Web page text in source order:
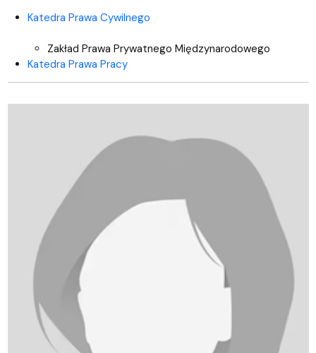
Katedra Prawa Cywilnego
Zakład Prawa Prywatnego Międzynarodowego
Katedra Prawa Pracy